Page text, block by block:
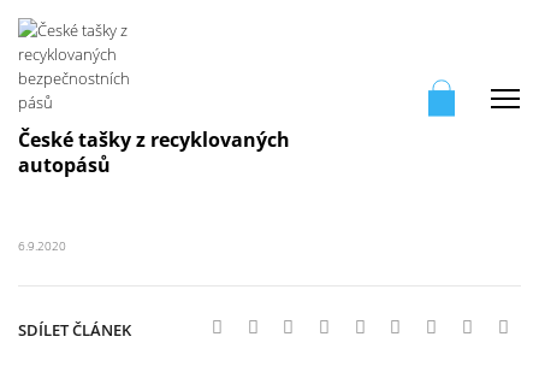
České tašky z recyklovaných
autopásů
6.9.2020
SDÍLET ČLÁNEK